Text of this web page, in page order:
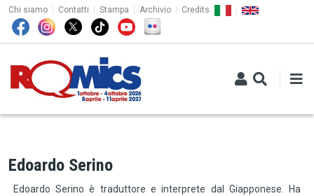
Salta al contenuto principale
TOP MENU
Chi siamo Contatti Stampa Archivio Credits
Edoardo Serino
Edoardo Serino è traduttore e interprete dal Giapponese. Ha